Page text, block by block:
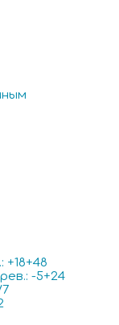
-5+24